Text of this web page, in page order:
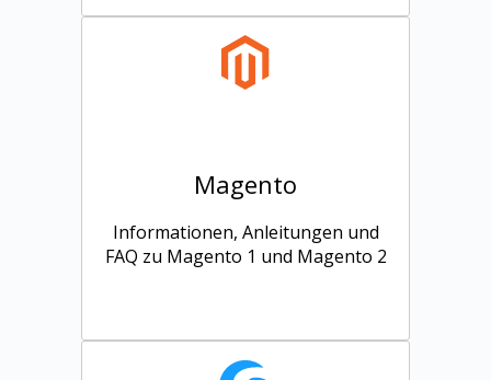
Magento
Informationen, Anleitungen und
FAQ zu Magento 1 und Magento 2